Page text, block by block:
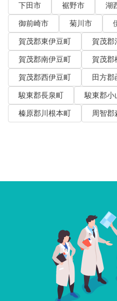
下田市
裾野市 湖
御前崎市
菊川市
賀茂郡東伊豆町
賀茂郡
賀茂郡南伊豆町
賀茂郡
賀茂郡西伊豆町
田方郡
駿東郡長泉町
駿東郡小
榛原郡川根本町
周智郡